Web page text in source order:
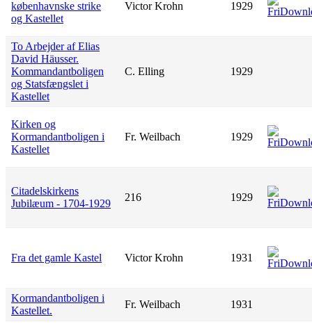
københavnske strike
og Kastellet
Victor Krohn 1929
To Arbejder af Elias
David Häusser.
Kommandantboligen
og Statsfængslet i
Kastellet
C. Elling 1929
Kirken og
Kormandantboligen i
Kastellet
Fr. Weilbach 1929
Citadelskirkens
Jubilæum - 1704-1929
216 1929
Fra det gamle Kastel Victor Krohn 1931
Kormandantboligen i
Kastellet.
Fr. Weilbach 1931